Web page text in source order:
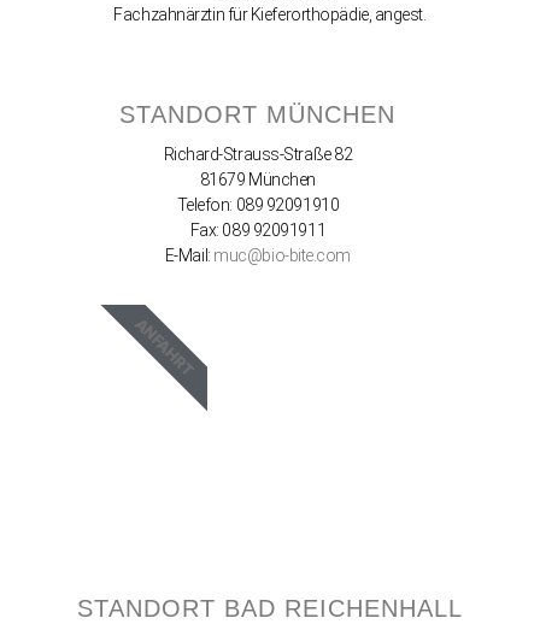
Fachzahnärztin für Kieferorthopädie, angest.
STANDORT MÜNCHEN
Richard-Strauss-Straße 82
81679 München
Telefon: 089 92091910
Fax: 089 92091911
E-Mail: muc@bio-bite.com
ANFAHRT
STANDORT BAD REICHENHALL